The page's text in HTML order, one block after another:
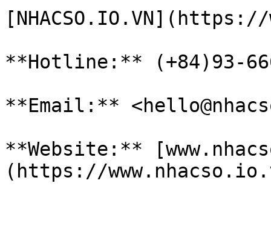
**Hotline:** (+84)93-
**Email:**
**Website:**